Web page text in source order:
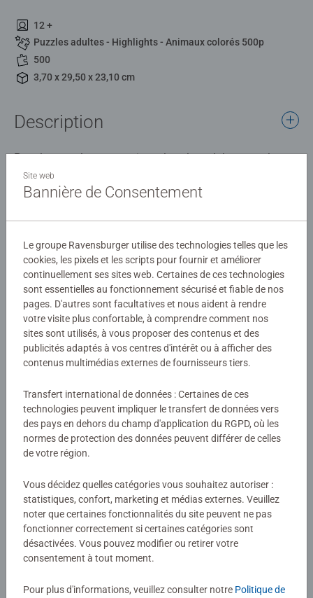
12 +
Puzzles adultes - Highlights - Animaux colorés 500p
500
3,70 x 29,50 x 23,10 cm
Description
Pour les puzzleurs occasionnels et les adolescents, le
format 500 pièces est idéal pour profiter de l'activité du
puzzle, propice à la détente et à la relaxation. Chaque
parfait de l'image choisie. Avec les puzzles Highlights,
découvrez de fantastiques photographies inédites pour
tous les passionnés de belles images.
Nos puzzles sont parfaits pour se détendre après une
journée de travail ou d'école et pour passer un bon
moment en famille. La qualité des puzzles Ravensburger
est reconnue et appréciée. Faites partie des millions de
personnes qui ont goûté au monde ludique des puzzles
de puzzle a sa propre forme, elle est ainsi unique, et elles
s'assemblent parfaitement entre elles.
Détails
Numéro d'article:
12001335
EAN:
4005555013358
Avertissements et informations du fabricant
Produits similaires
Aucune évaluation n'a encore été
soumise
Rédiger une évaluation
Site web
Bannière de Consentement
Le groupe Ravensburger utilise des technologies telles que les
cookies, les pixels et les scripts pour fournir et améliorer
continuellement ses sites web. Certaines de ces technologies
sont essentielles au fonctionnement sécurisé et fiable de nos
pages. D'autres sont facultatives et nous aident à rendre
votre visite plus confortable, à comprendre comment nos
sites sont utilisés, à vous proposer des contenus et des
publicités adaptés à vos centres d'intérêt ou à afficher des
contenus multimédias externes de fournisseurs tiers.
Transfert international de données : Certaines de ces
technologies peuvent impliquer le transfert de données vers
des pays en dehors du champ d'application du RGPD, où les
normes de protection des données peuvent différer de celles
de votre région.
Vous décidez quelles catégories vous souhaitez autoriser :
statistiques, confort, marketing et médias externes. Veuillez
noter que certaines fonctionnalités du site peuvent ne pas
fonctionner correctement si certaines catégories sont
désactivées. Vous pouvez modifier ou retirer votre
consentement à tout moment.
Pour plus d'informations, veuillez consulter notre Politique de